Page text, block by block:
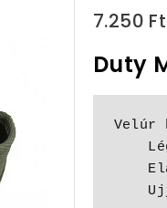
0
out
5
7.250 Ft
Duty
Velúr